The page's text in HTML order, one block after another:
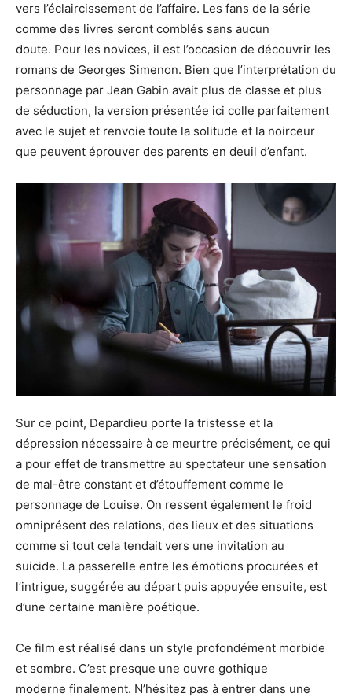
vers l’éclaircissement de l’affaire. Les fans de la série
comme des livres seront comblés sans aucun
doute. Pour les novices, il est l’occasion de découvrir les
romans de Georges Simenon. Bien que l’interprétation du
personnage par Jean Gabin avait plus de classe et plus
de séduction, la version présentée ici colle parfaitement
avec le sujet et renvoie toute la solitude et la noirceur
que peuvent éprouver des parents en deuil d’enfant.
Sur ce point, Depardieu porte la tristesse et la
dépression nécessaire à ce meurtre précisément, ce qui
a pour effet de transmettre au spectateur une sensation
de mal-être constant et d’étouffement comme le
personnage de Louise. On ressent également le froid
omniprésent des relations, des lieux et des situations
comme si tout cela tendait vers une invitation au
suicide. La passerelle entre les émotions procurées et
l’intrigue, suggérée au départ puis appuyée ensuite, est
d’une certaine manière poétique.
Ce film est réalisé dans un style profondément morbide
et sombre. C’est presque une ouvre gothique
moderne finalement. N’hésitez pas à entrer dans une